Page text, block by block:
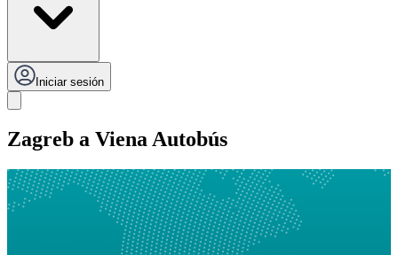
Iniciar sesión
Zagreb a Viena Autobús